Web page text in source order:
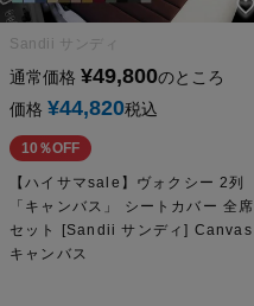
Sandii サンディ
通常価格 ¥49,800のところ
価格 ¥44,820税込
10％OFF
【ハイサマsale】ヴォクシー 2列
「キャンバス」 シートカバー 全席
セット [Sandii サンディ] Canvas
キャンバス